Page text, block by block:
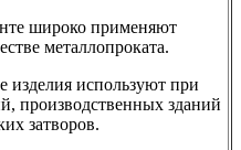
широко применяют
металлопроката.
изделия используют при
производственных зданий
затворов.